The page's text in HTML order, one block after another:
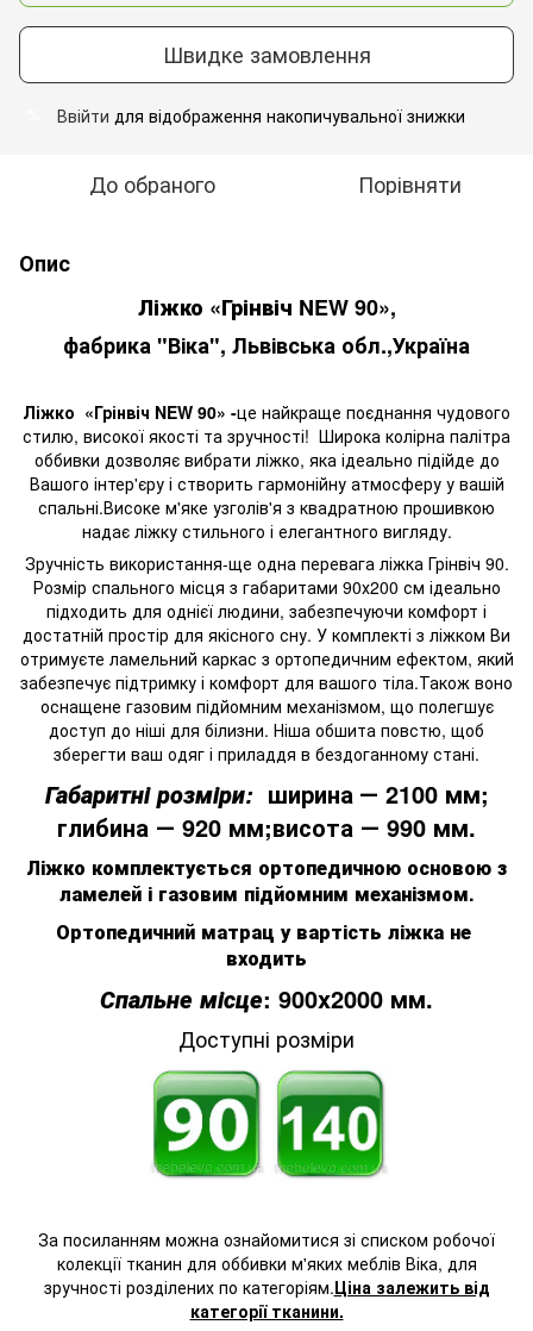
Швидке замовлення
Ввійти для відображення накопичувальної знижки
До обраного Порівняти
Опис
Ліжко «Грінвіч NEW 90»,
фабрика "Віка", Львівська обл.,Україна
Ліжко «Грінвіч NEW 90» -це найкраще поєднання чудового
стилю, високої якості та зручності! Широка колірна палітра
оббивки дозволяє вибрати ліжко, яка ідеально підійде до
Вашого інтер'єру і створить гармонійну атмосферу у вашій
спальні.Високе м'яке узголів'я з квадратною прошивкою
надає ліжку стильного і елегантного вигляду.
Зручність використання-ще одна перевага ліжка Грінвіч 90.
Розмір спального місця з габаритами 90х200 см ідеально
підходить для однієї людини, забезпечуючи комфорт і
достатній простір для якісного сну. У комплекті з ліжком Ви
отримуєте ламельний каркас з ортопедичним ефектом, який
забезпечує підтримку і комфорт для вашого тіла.Також воно
оснащене газовим підйомним механізмом, що полегшує
доступ до ніші для білизни. Ніша обшита повстю, щоб
зберегти ваш одяг і приладдя в бездоганному стані.
Габаритні розміри: ширина ― 2100 мм;
глибина ― 920 мм;висота ― 990 мм.
Ліжко комплектується ортопедичною основою з
ламелей і газовим підйомним механізмом.
Ортопедичний матрац у вартість ліжка не
входить
Спальне місце: 900x2000 мм.
Доступні розміри
За посиланням можна ознайомитися зі списком робочої
колекції тканин для оббивки м'яких меблів Віка, для
зручності розділених по категоріям.Ціна залежить від
категорії тканини.